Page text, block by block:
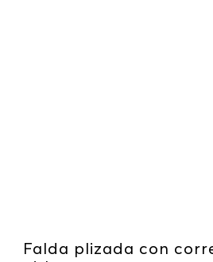
Falda plizada con